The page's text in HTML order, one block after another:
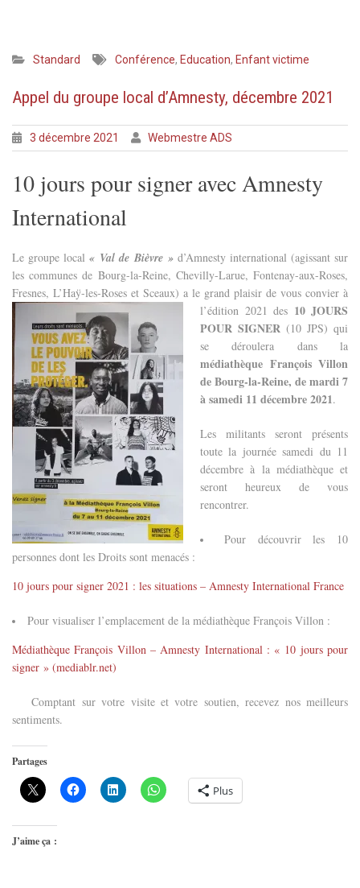
Standard Conférence, Education, Enfant victime
Appel du groupe local d’Amnesty, décembre 2021
3 décembre 2021 Webmestre ADS
10 jours pour signer avec Amnesty
International
Le groupe local« Val de Bièvre »d’Amnesty international (agissant sur
les communes de Bourg-la-Reine, Chevilly-Larue, Fontenay-aux-Roses,
Fresnes, L’Haÿ-les-Roses et Sceaux) a le grand plaisir de vous convier à
l’édition 2021 des 10 JOURS
POUR SIGNER (10 JPS) qui
se déroulera dans la
médiathèque François Villon
de Bourg-la-Reine, de mardi 7
à samedi 11 décembre 2021.
Les militants seront présents
toute la journée samedi du 11
décembre à la médiathèque et
seront heureux de vous
rencontrer.
Pour découvrir les 10
personnes dont les Droits sont menacés :
10 jours pour signer 2021 : les situations – Amnesty International France
Pour visualiser l’emplacement de la médiathèque François Villon :
Médiathèque François Villon – Amnesty International : « 10 jours pour
signer » (mediablr.net)
Comptant sur votre visite et votre soutien, recevez nos meilleurs
sentiments.
Partages
Plus
J’aime ça :